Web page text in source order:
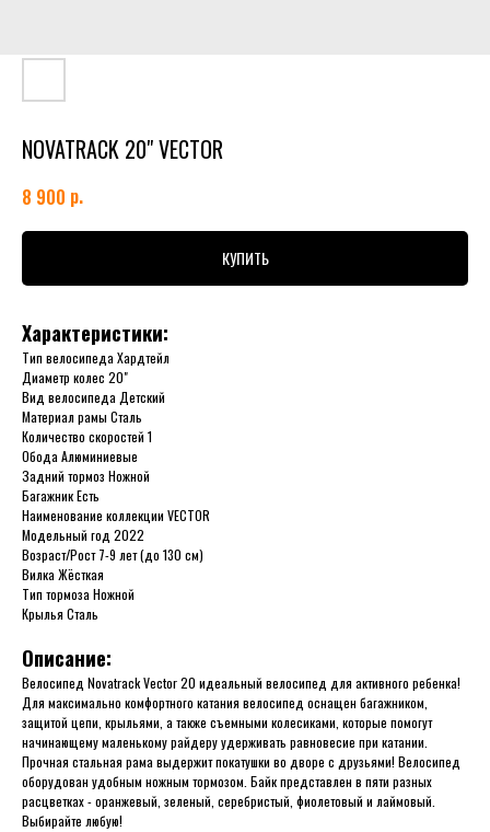
NOVATRACK 20" VECTOR
8 900 р.
КУПИТЬ
Характеристики:
Тип велосипеда Хардтейл
Диаметр колес 20"
Вид велосипеда Детский
Материал рамы Сталь
Количество скоростей 1
Обода Алюминиевые
Задний тормоз Ножной
Багажник Есть
Наименование коллекции VECTOR
Модельный год 2022
Возраст/Рост 7-9 лет (до 130 см)
Вилка Жёсткая
Тип тормоза Ножной
Крылья Сталь
Описание:
Велосипед Novatrack Vector 20 идеальный велосипед для активного ребенка!
Для максимально комфортного катания велосипед оснащен багажником,
защитой цепи, крыльями, а также съемными колесиками, которые помогут
начинающему маленькому райдеру удерживать равновесие при катании.
Прочная стальная рама выдержит покатушки во дворе с друзьями! Велосипед
оборудован удобным ножным тормозом. Байк представлен в пяти разных
расцветках - оранжевый, зеленый, серебристый, фиолетовый и лаймовый.
Выбирайте любую!